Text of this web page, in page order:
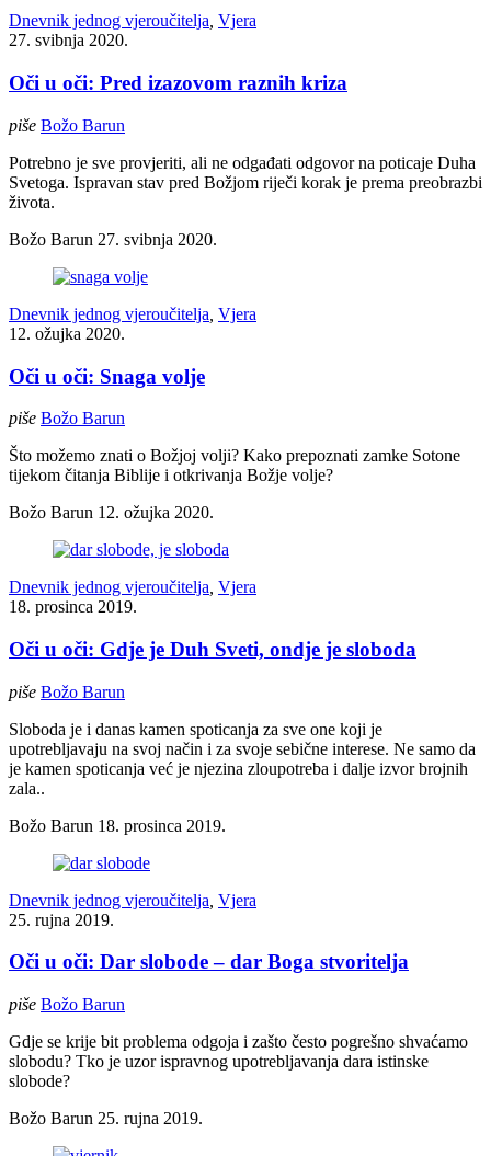
Dnevnik jednog vjeroučitelja, Vjera
27. svibnja 2020.
Oči u oči: Pred izazovom raznih kriza
piše Božo Barun
Potrebno je sve provjeriti, ali ne odgađati odgovor na poticaje Duha
Svetoga. Ispravan stav pred Božjom riječi korak je prema preobrazbi
života.
Božo Barun 27. svibnja 2020.
Dnevnik jednog vjeroučitelja Vjera
12. ožujka 2020.
Oči u oči: Snaga volje
piše Božo Barun
Što možemo znati o Božjoj volji? Kako prepoznati zamke Sotone
tijekom čitanja Biblije i otkrivanja Božje volje?
Božo Barun 12. ožujka 2020.
Dnevnik jednog vjeroučitelja Vjera
18. prosinca 2019.
Oči u oči: Gdje je Duh Sveti, ondje je sloboda
piše Božo Barun
Sloboda je i danas kamen spoticanja za sve one koji je
upotrebljavaju na svoj način i za svoje sebične interese. Ne samo da
je kamen spoticanja već je njezina zloupotreba i dalje izvor brojnih
zala..
Božo Barun 18. prosinca 2019.
Dnevnik jednog vjeroučitelja Vjera
25. rujna 2019.
Oči u oči: Dar slobode – dar Boga stvoritelja
piše Božo Barun
Gdje se krije bit problema odgoja i zašto često pogrešno shvaćamo
slobodu? Tko je uzor ispravnog upotrebljavanja dara istinske
slobode?
Božo Barun 25. rujna 2019.